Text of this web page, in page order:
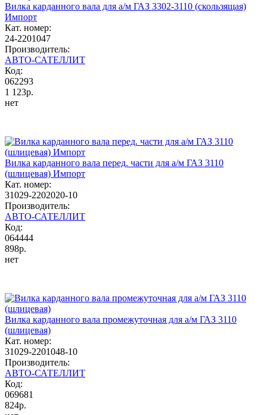
Вилка карданного вала для а/м ГАЗ 3302-3110 (скользящая)
Импорт
Кат. номер:
24-2201047
Производитель:
АВТО-САТЕЛЛИТ
Код:
062293
1 123р.
нет
Вилка карданного вала перед. части для а/м ГАЗ 3110
(шлицевая) Импорт
Кат. номер:
31029-2202020-10
Производитель:
АВТО-САТЕЛЛИТ
Код:
064444
898р.
нет
Вилка карданного вала промежуточная для а/м ГАЗ 3110
(шлицевая)
Кат. номер:
31029-2201048-10
Производитель:
АВТО-САТЕЛЛИТ
Код:
069681
824р.